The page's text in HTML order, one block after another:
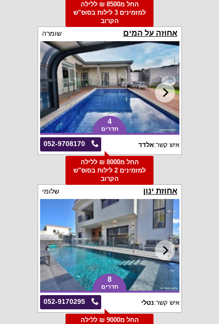
החל מ8500 ₪ ללילה
למזמינים 3 לילות בסופ"ש
הקרוב
אחוזה על המים שומרה
4
חדרים
052-9708170 איש קשר:אלדד
החל מ8000 ₪ ללילה
למזמינים 2 לילות בסופ"ש
הקרוב
אחוזת ינון שלומי
8
חדרים
052-9170295 איש קשר:נטלי
החל מ9000 ₪ ללילה